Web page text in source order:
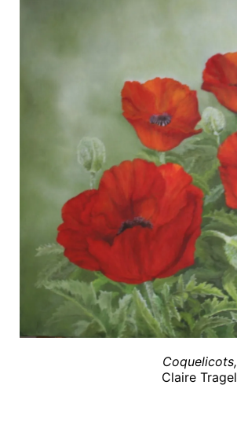
Coquelicots,
Claire Tragel